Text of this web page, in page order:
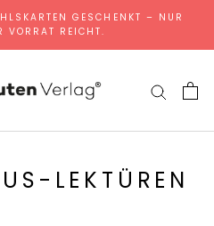
GESCHENKT – NUR
VORRAT REICHT.
LEKTÜREN